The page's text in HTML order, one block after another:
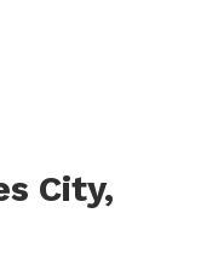
City,